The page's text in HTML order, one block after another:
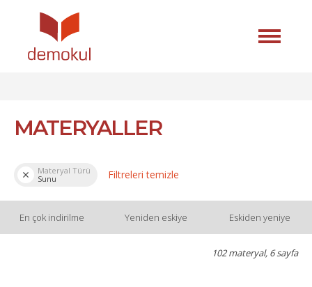
MATERYALLER
Materyal Türü
Sunu
Filtreleri temizle
En çok indirilme Yeniden eskiye Eskiden yeniye
102 materyal, 6 sayfa